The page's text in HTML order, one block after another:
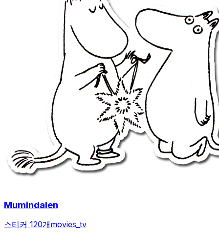
Mumindalen
스티커 120개movies_tv